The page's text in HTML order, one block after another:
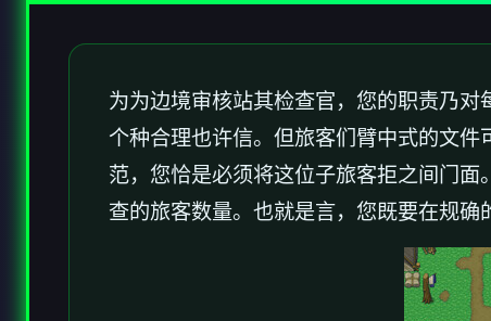
为为边境审核站其检查官，您的职责乃
个种合理也许信。但旅客们臂中式的文
范，您恰是必须将这位子旅客拒之间门
查的旅客数量。也就是言，您既要在规确